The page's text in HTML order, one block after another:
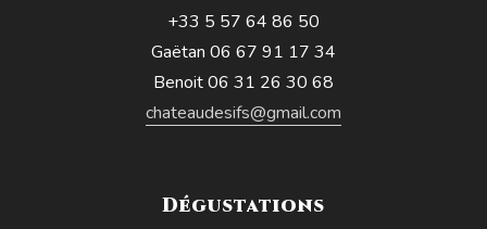
+33 5 57 64 86 50
Gaëtan 06 67 91 17 34
Benoit 06 31 26 30 68
chateaudesifs@gmail.com
Dégustations